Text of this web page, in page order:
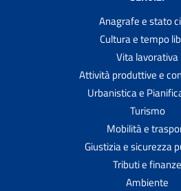
Anagrafe e stato
Cultura e tempo
Vita lavorativa
Attività produttive e
Urbanistica e
Turismo
Mobilità e
Giustizia e sicurezza
Tributi e finanze
Ambiente